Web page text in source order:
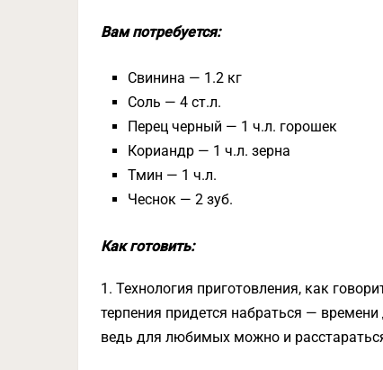
Вам потребуется:
Свинина — 1.2 кг
Соль — 4 ст.л.
Перец черный — 1 ч.л. горошек
Кориандр — 1 ч.л. зерна
Тмин — 1 ч.л.
Чеснок — 2 зуб.
Как готовить:
1. Технология приготовления, как
терпения придется набраться —
ведь для любимых можно и